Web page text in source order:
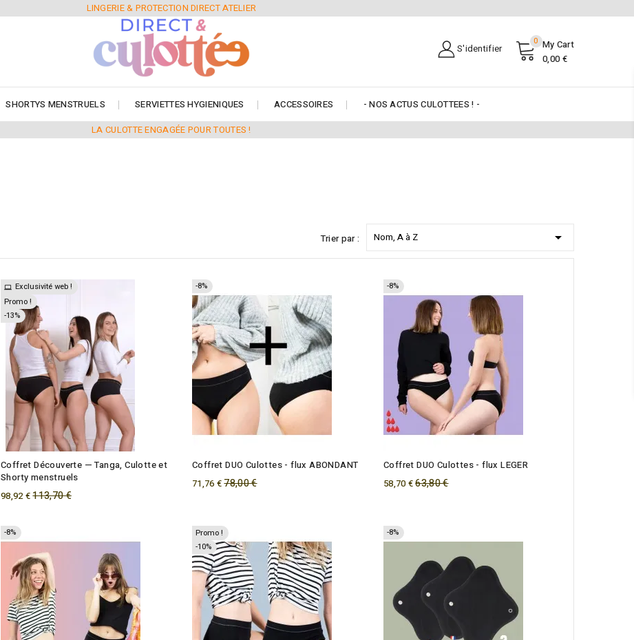
LINGERIE & PROTECTION DIRECT ATELIER
S'identifier
0 My Cart
0,00 €
SHORTYS MENSTRUELS SERVIETTES HYGIENIQUES ACCESSOIRES
- NOS ACTUS CULOTTEES ! -
LA CULOTTE ENGAGÉE POUR TOUTES !
Trier par : Nom, A à Z 
Exclusivité web !
Promo !
-13%
Coffret Découverte — Tanga, Culotte et
Shorty menstruels
98,92 €Regular
113,70 €
-8%
Coffret DUO Culottes - flux ABONDANT
71,76 €Regular
78,00 €
-8%
Coffret DUO Culottes - flux LEGER
58,70 €Regular
63,80 €
-8%
Promo !
-10%
-8%